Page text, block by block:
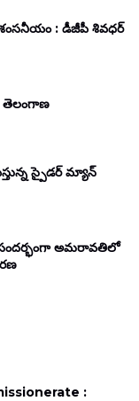
: డీజీపీ శివధర్
స్పైడర్ మ్యాన్
సందర్భంగా అమరావతిలో
: